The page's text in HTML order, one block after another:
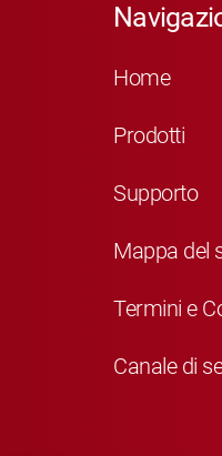
Home
Prodotti
Supporto
Mappa del
Termini e
Canale di